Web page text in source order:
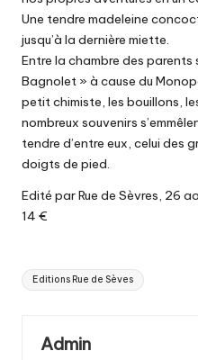
Une tendre madeleine
jusqu’à la dernière miette.
Entre la chambre des parents
Bagnolet » à cause du
petit chimiste, les bouillons,
nombreux souvenirs
tendre d’entre eux, celui des
doigts de pied.
Edité par Rue de Sèvres, 26
14 €
Tags:
Editions Rue de Sèves
Admin